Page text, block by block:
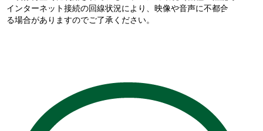
インターネット接続の回線状況により、映像や音声に不都合が生じ
る場合がありますのでご了承ください。